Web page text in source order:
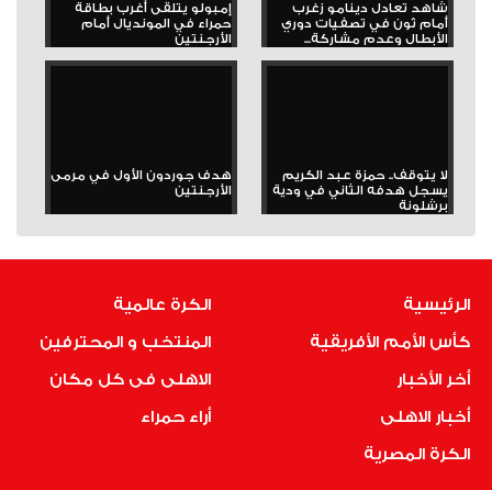
شاهد تعادل دينامو زغرب
أمام ثون في تصفيات دوري
الأبطال وعدم مشاركة...
إمبولو يتلقى أغرب بطاقة
حمراء في المونديال أمام
الأرجنتين
لا يتوقف.. حمزة عبد الكريم
يسجل هدفه الثاني في ودية
برشلونة
هدف جوردون الأول في مرمى
الأرجنتين
الرئيسية
كأس الأمم الأفريقية
أخر الأخبار
أخبار الاهلى
الكرة المصرية
الكرة عالمية
المنتخب و المحترفين
الاهلى فى كل مكان
أراء حمراء